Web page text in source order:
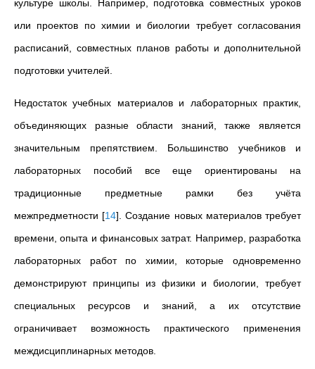
культуре школы. Например, подготовка совместных уроков
или проектов по химии и биологии требует согласования
расписаний, совместных планов работы и дополнительной
подготовки учителей.
Недостаток учебных материалов и лабораторных практик,
объединяющих разные области знаний, также является
значительным препятствием. Большинство учебников и
лабораторных пособий все еще ориентированы на
традиционные предметные рамки без учёта
межпредметности [14] . Создание новых материалов требует
времени, опыта и финансовых затрат. Например, разработка
лабораторных работ по химии, которые одновременно
демонстрируют принципы из физики и биологии, требует
специальных ресурсов и знаний, а их отсутствие
ограничивает возможность практического применения
междисциплинарных методов.